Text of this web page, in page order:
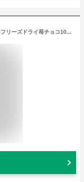
プチギフト チョコ お菓子 Merci de merciフリーズドライ苺チョコ10個入 かわいい おしゃれ ギフト プレゼント 退職 引越し お礼 チョコ チョコレート 結婚式 景品 パーティー 新生活 お配り ギフト 異動 お礼の品 ホワイトデー バレンタイン